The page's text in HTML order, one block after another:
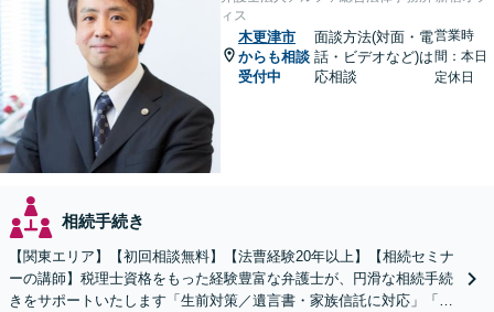
ィス
木更津市
からも相談
受付中
面談方法(対面・電
話・ビデオなど)は
応相談
営業時
間：本日
定休日
相続手続き
【関東エリア】【初回相談無料】【法曹経験20年以上】【相続セミナ
ーの講師】税理士資格をもった経験豊富な弁護士が、円滑な相続手続
きをサポートいたします「生前対策／遺言書・家族信託に対応」「遺